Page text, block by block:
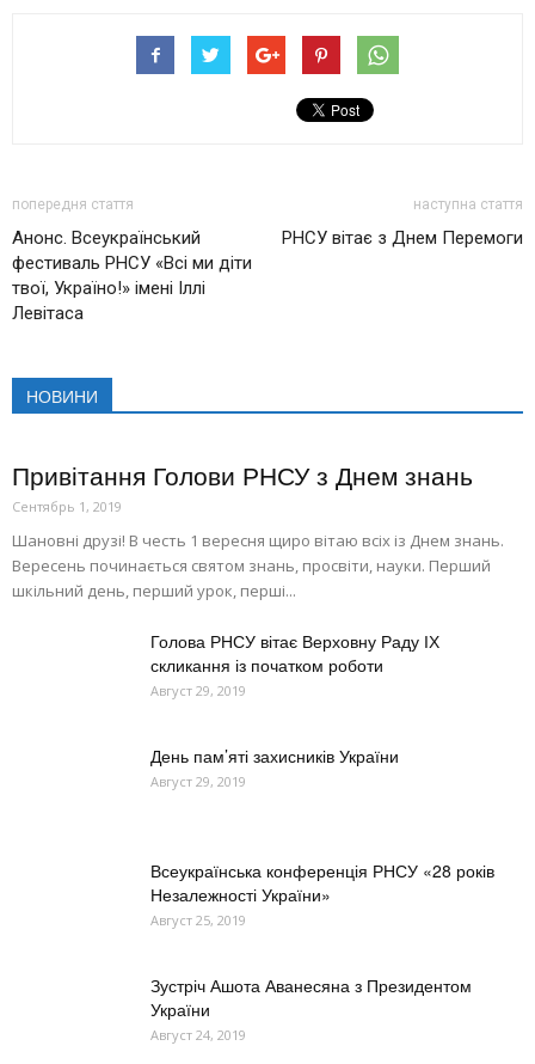
попередня стаття
Анонс. Всеукраїнський
фестиваль РНСУ «Всі ми діти
твої, Україно!» імені Іллі
Левітаса
наступна стаття
РНСУ вітає з Днем Перемоги
НОВИНИ
Привітання Голови РНСУ з Днем знань
Сентябрь 1, 2019
Шановні друзі! В честь 1 вересня щиро вітаю всіх із Днем знань.
Вересень починається святом знань, просвіти, науки. Перший
шкільний день, перший урок, перші...
Голова РНСУ вітає Верховну Раду ІХ
скликання із початком роботи
Август 29, 2019
День пам’яті захисників України
Август 29, 2019
Всеукраїнська конференція РНСУ «28 років
Незалежності України»
Август 25, 2019
Зустріч Ашота Аванесяна з Президентом
України
Август 24, 2019